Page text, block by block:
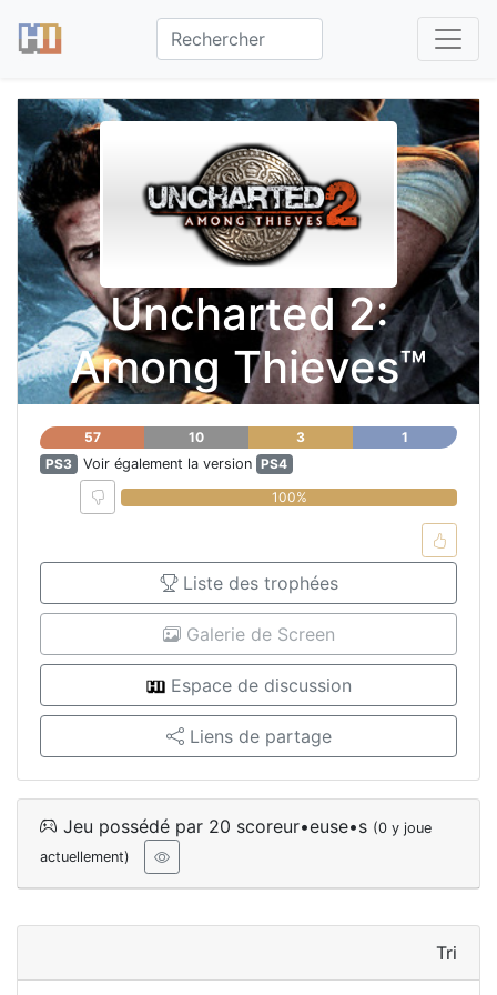
Uncharted 2:
Among Thieves™
57 10 3
1
PS3
Voir également la version PS4
0%
100%
Liste des trophées
Galerie de Screen
Espace de discussion
Liens de partage
Jeu possédé par 20 scoreur•euse•s (0 y joue
actuellement)
Tri